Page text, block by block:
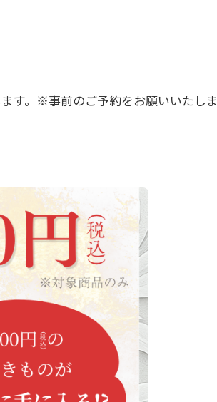
す。※事前のご予約をお願いいたしま